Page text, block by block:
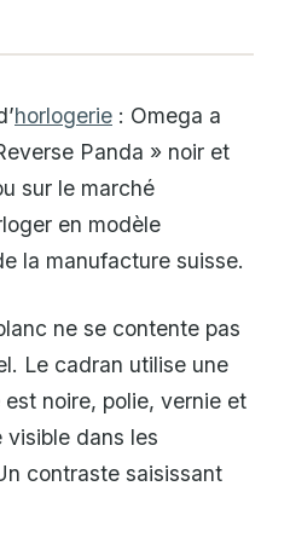
horlogerie : Omega a
Panda » noir et
sur le marché
en modèle
la manufacture suisse.
ne se contente pas
Le cadran utilise une
noire, polie, vernie et
dans les
contraste saisissant